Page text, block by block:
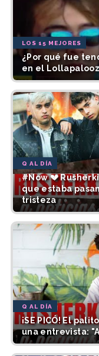
LOS 15 MEJORES
¿Por qué fue
en el
Q AL DÍA
#Now 💔
que estaba
tristeza
Q AL DÍA
¡SE PICÓ! El
una entrevista: